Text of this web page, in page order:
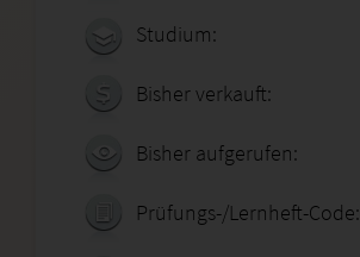
Studium:
Bisher verkauft:
Bisher aufgerufen:
Prüfungs-/Lernheft-Code: